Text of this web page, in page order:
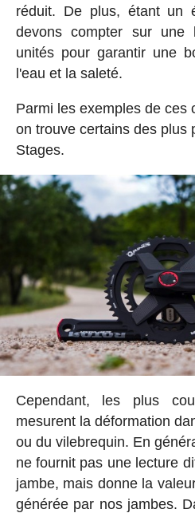
réduit. De plus, étant un
devons compter sur une
unités pour garantir une
l'eau et la saleté.
Parmi les exemples de ces
on trouve certains des plus
Stages.
Cependant, les plus
mesurent la déformation
ou du vilebrequin. En
ne fournit pas une lecture
jambe, mais donne la
générée par nos jambes.